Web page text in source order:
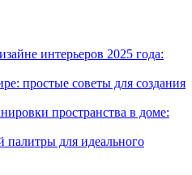
интерьеров 2025 года:
простые советы для создания
пространства в доме:
палитры для идеального